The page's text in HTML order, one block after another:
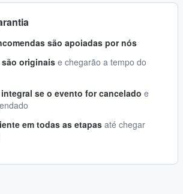
são apoiadas por nós
originaise chegarão a tempo do
se o evento for cancelado e
em todas as etapas até chegar